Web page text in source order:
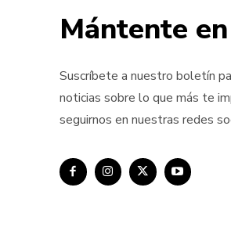
Mántente
Suscríbete a nuestro boletín
noticias sobre lo que más te
seguirnos en nuestras redes